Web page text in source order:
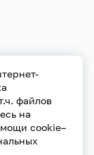
файлов
на
cookie–